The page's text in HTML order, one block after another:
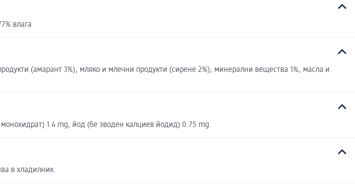
влага
(амарант 3%), мляко и млечни продукти (сирене 2%), минерални вещества 1%, масла и
1.4 mg, йод (бе зводен калциев йодид) 0.75 mg.
в хладилник.